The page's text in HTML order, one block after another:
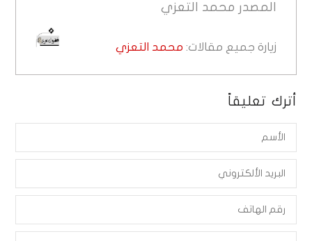
المصدر محمد التعزي
زيارة جميع مقالات: محمد التعزي
أترك تعليقاً